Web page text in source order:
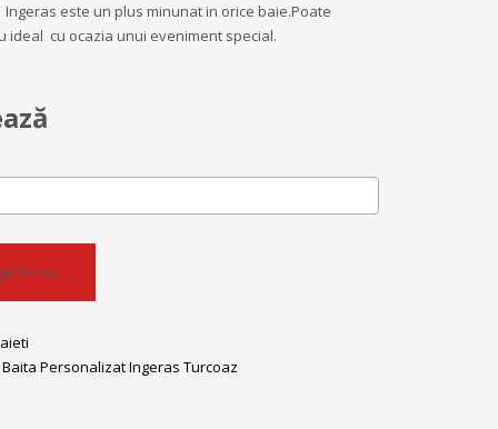
este un plus minunat in orice baie.Poate
ideal cu ocazia unui eveniment special.
în coș
Personalizat Ingeras Turcoaz